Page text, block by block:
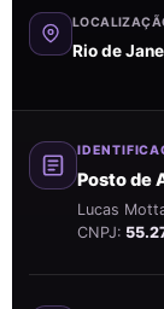
Rio de
Posto de
Lucas
CNPJ: